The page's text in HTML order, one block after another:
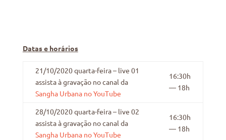
Datas e horários
21/10/2020 quarta-feira – live 01
assista à gravação no canal da
Sangha Urbana no YouTube
16:30h
— 18h
28/10/2020 quarta-feira – live 02
assista à gravação no canal da
Sangha Urbana no YouTube
16:30h
— 18h